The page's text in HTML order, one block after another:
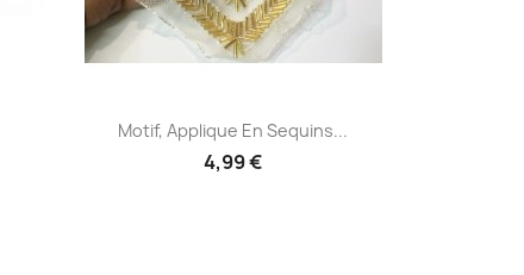
Aperçu rapide
Motif, Applique En Sequins...
4,99 €